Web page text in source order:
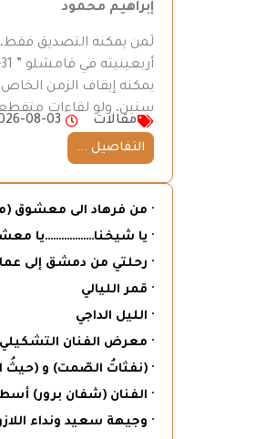
إبراهيم محمود
لَمن يمكنه التصديق فقط،
يمكنه إيقاف الزمن
سنين، ولو لقاءات
مقالات
08-03
التفاصيل ...
· من فرهاد الى معشوق
· يا شيخنا………………يا
· رحلتي من دمشق إلى
· قمر الليالي
· الليل الداجي
· معرض الفنان
· (نفثاتُ الصّمت) و
· الفنان (شفان برور)
· وجيهة سعيد ونداء